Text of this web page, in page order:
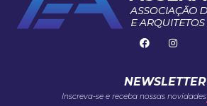
NEWSLETTER
Inscreva-se e receba nossas novidades